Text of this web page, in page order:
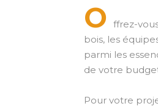
CLÔTURES ET MURETS
ESCALIER EXTÉRIEUR
ENTRÉE DE GARAGE
AMÉNAGEMENT DE COUR
O ffrez-
bois, les
parmi les
de votre
Pour votre